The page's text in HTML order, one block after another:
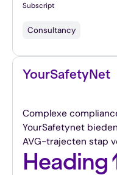
Subscript
Consultancy
YourSafetyNet
Complexe
YourSafetynet
AVG-trajecten stap
Heading